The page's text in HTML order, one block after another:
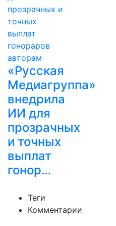
«Русская
Медиагруппа»
внедрила
ИИ для
прозрачных
и точных
выплат
гонор…
Теги
Комментарии